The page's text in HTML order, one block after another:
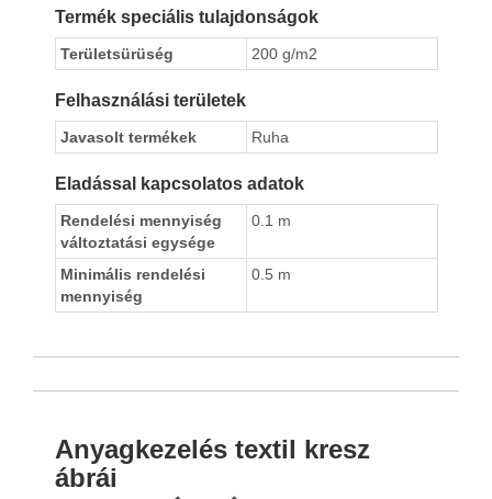
Termék speciális tulajdonságok
Területsürüség 200 g/m2
Felhasználási területek
Javasolt termékek Ruha
Eladással kapcsolatos adatok
Rendelési mennyiség
változtatási egysége
0.1 m
Minimális rendelési
mennyiség
0.5 m
Anyagkezelés textil kresz
ábrái